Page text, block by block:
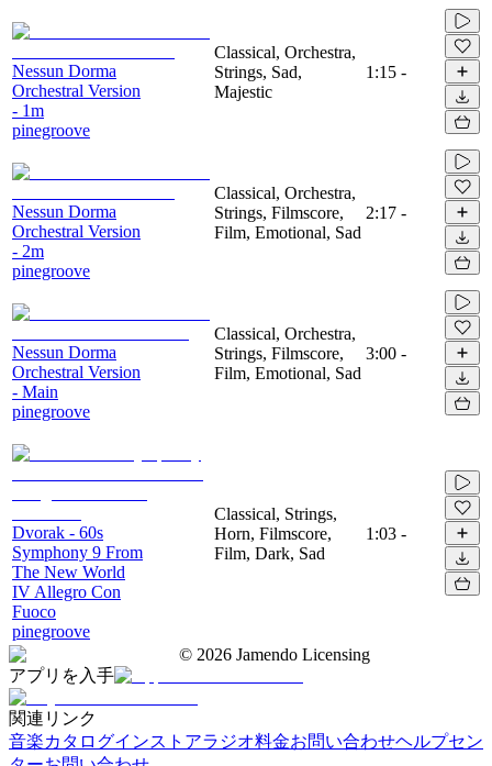
Nessun Dorma
Orchestral Version
- 1m
pinegroove
Classical, Orchestra,
Strings, Sad,
Majestic
1:15 -
Nessun Dorma
Orchestral Version
- 2m
pinegroove
Classical, Orchestra,
Strings, Filmscore,
Film, Emotional, Sad
2:17 -
Nessun Dorma
Orchestral Version
- Main
pinegroove
Classical, Orchestra,
Strings, Filmscore,
Film, Emotional, Sad
3:00 -
Dvorak - 60s
Symphony 9 From
The New World
IV Allegro Con
Fuoco
pinegroove
Classical, Strings,
Horn, Filmscore,
Film, Dark, Sad
1:03 -
© 2026 Jamendo Licensing
アプリを入手
関連リンク
音楽カタログインストアラジオ料金お問い合わせヘルプセン